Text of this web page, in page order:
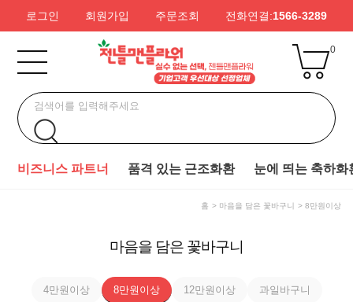
로그인 회원가입 주문조회 전화연결:1566-3289
0
비즈니스 파트너 품격 있는 근조화환 눈에 띄는 축하화
홈 마음을 담은 꽃바구니 8만원이상
마음을 담은 꽃바구니
4만원이상 8만원이상 12만원이상 과일바구니